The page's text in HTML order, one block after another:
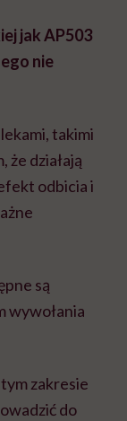
jak AP503
nie
takimi
że działają
odbicia i
są
wywołania
zakresie
do